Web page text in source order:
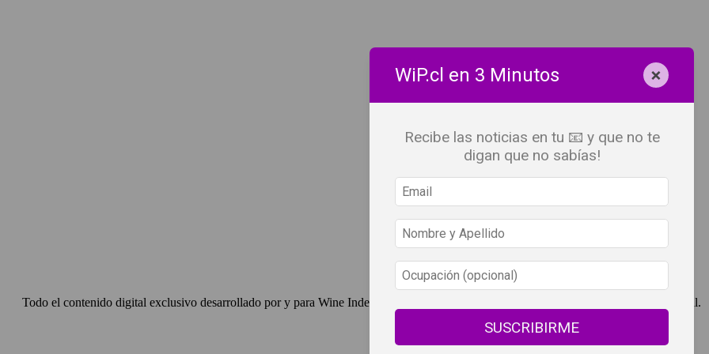
Todo el contenido digital exclusivo desarrollado por y para Wine Independent Press Chile, cuenta con derechos de propiedad intelectual.
WiP.cl en 3 Minutos ×
Recibe las noticias en tu 📧 y que no te
digan que no sabías!
SUSCRIBIRME